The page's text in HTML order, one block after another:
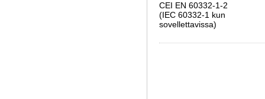
CEI EN 60332-1-2
(IEC 60332-1 kun
sovellettavissa)